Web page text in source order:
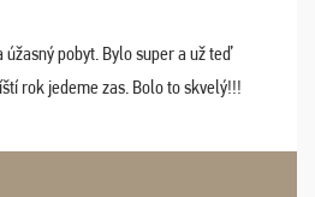
úžasný pobyt. Bylo super a už teď
rok jedeme zas. Bolo to skvelý!!!